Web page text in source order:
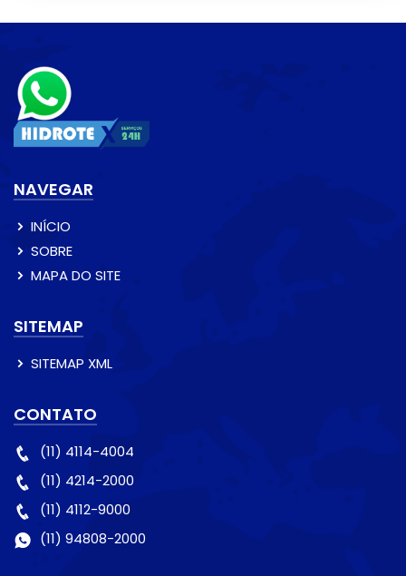
NAVEGAR
INÍCIO
SOBRE
MAPA DO SITE
SITEMAP
SITEMAP XML
CONTATO
(11) 4114-4004
(11) 4214-2000
(11) 4112-9000
(11) 94808-2000